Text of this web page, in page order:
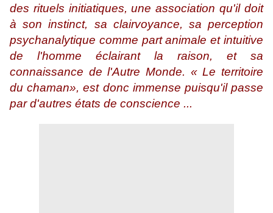
des rituels initiatiques, une association qu'il doit
à son instinct, sa clairvoyance, sa perception
psychanalytique comme part animale et intuitive
de l'homme éclairant la raison, et sa
connaissance de l'Autre Monde. « Le territoire
du chaman», est donc immense puisqu'il passe
par d'autres états de conscience ...